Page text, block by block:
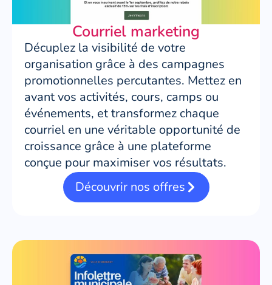
Courriel marketing
Décuplez la visibilité de votre
organisation grâce à des campagnes
promotionnelles percutantes. Mettez en
avant vos activités, cours, camps ou
événements, et transformez chaque
courriel en une véritable opportunité de
croissance grâce à une plateforme
conçue pour maximiser vos résultats.
Découvrir nos offres